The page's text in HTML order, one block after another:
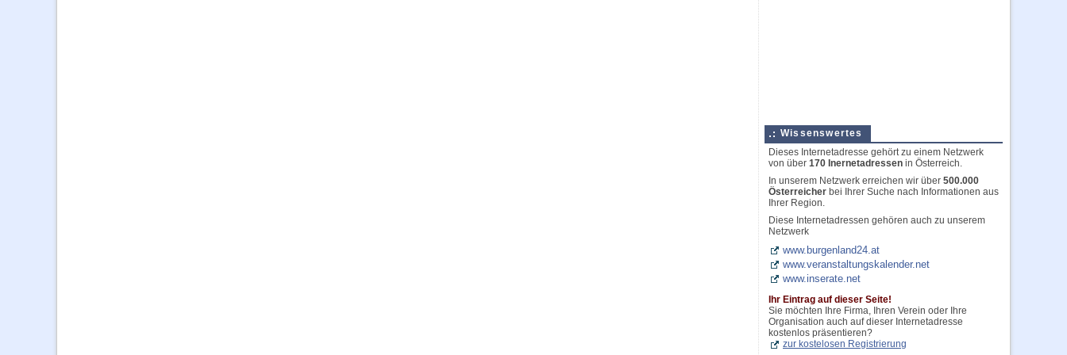
Wissenswertes
Dieses Internetadresse gehört zu einem Netzwerk
von über 170 Inernetadressen in Österreich.
In unserem Netzwerk erreichen wir über 500.000
Österreicher bei Ihrer Suche nach Informationen aus
Ihrer Region.
Diese Internetadressen gehören auch zu unserem
Netzwerk
www.burgenland24.at
www.veranstaltungskalender.net
www.inserate.net
Ihr Eintrag auf dieser Seite!
Sie möchten Ihre Firma, Ihren Verein oder Ihre
Organisation auch auf dieser Internetadresse
kostenlos präsentieren?
zur kostelosen Registrierung